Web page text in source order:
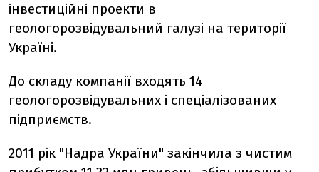
інвестиційні проекти в
геологорозвідувальний галузі на території
Україні.
До складу компанії входять 14
геологорозвідувальних і спеціалізованих
підприємств.
2011 рік "Надра України" закінчила з чистим